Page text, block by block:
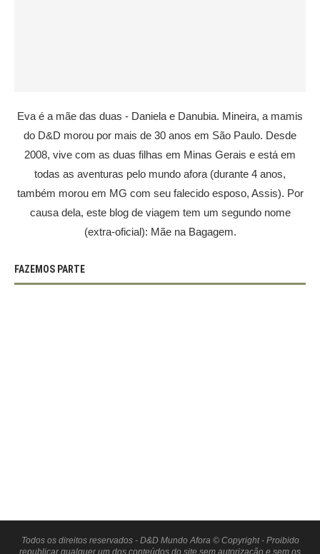
Eva é a mãe das duas - Daniela e Danubia. Mineira, a mamis
do D&D morou por mais de 30 anos em São Paulo. Desde
2008, vive com as duas filhas em Minas Gerais e está em
todas as aventuras pelo mundo afora (durante 4 anos,
também morou em MG com seu falecido esposo, Assis). Por
causa dela, este blog de viagem tem um segundo nome
(extra-oficial): Mãe na Bagagem.
FAZEMOS PARTE
Todos os direitos reservados - D&D Mundo Afora © Copyright - Proibido